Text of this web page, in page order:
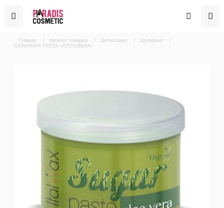
Главная / Каталог товаров / Депиляция / Шугаринг
/
САХАРНАЯ ПАСТА «АЛОЭ-ВЕРА»